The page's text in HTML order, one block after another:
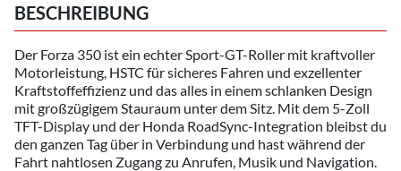
BESCHREIBUNG
Der Forza 350 ist ein echter Sport-GT-Roller mit kraftvoller
Motorleistung, HSTC für sicheres Fahren und exzellenter
Kraftstoffeffizienz und das alles in einem schlanken Design
mit großzügigem Stauraum unter dem Sitz. Mit dem 5-Zoll
TFT-Display und der Honda RoadSync-Integration bleibst du
den ganzen Tag über in Verbindung und hast während der
Fahrt nahtlosen Zugang zu Anrufen, Musik und Navigation.